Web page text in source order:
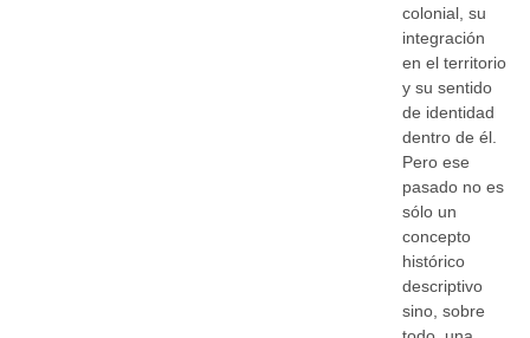
colonial, su
integración
en el territorio
y su sentido
de identidad
dentro de él.
Pero ese
pasado no es
sólo un
concepto
histórico
descriptivo
sino, sobre